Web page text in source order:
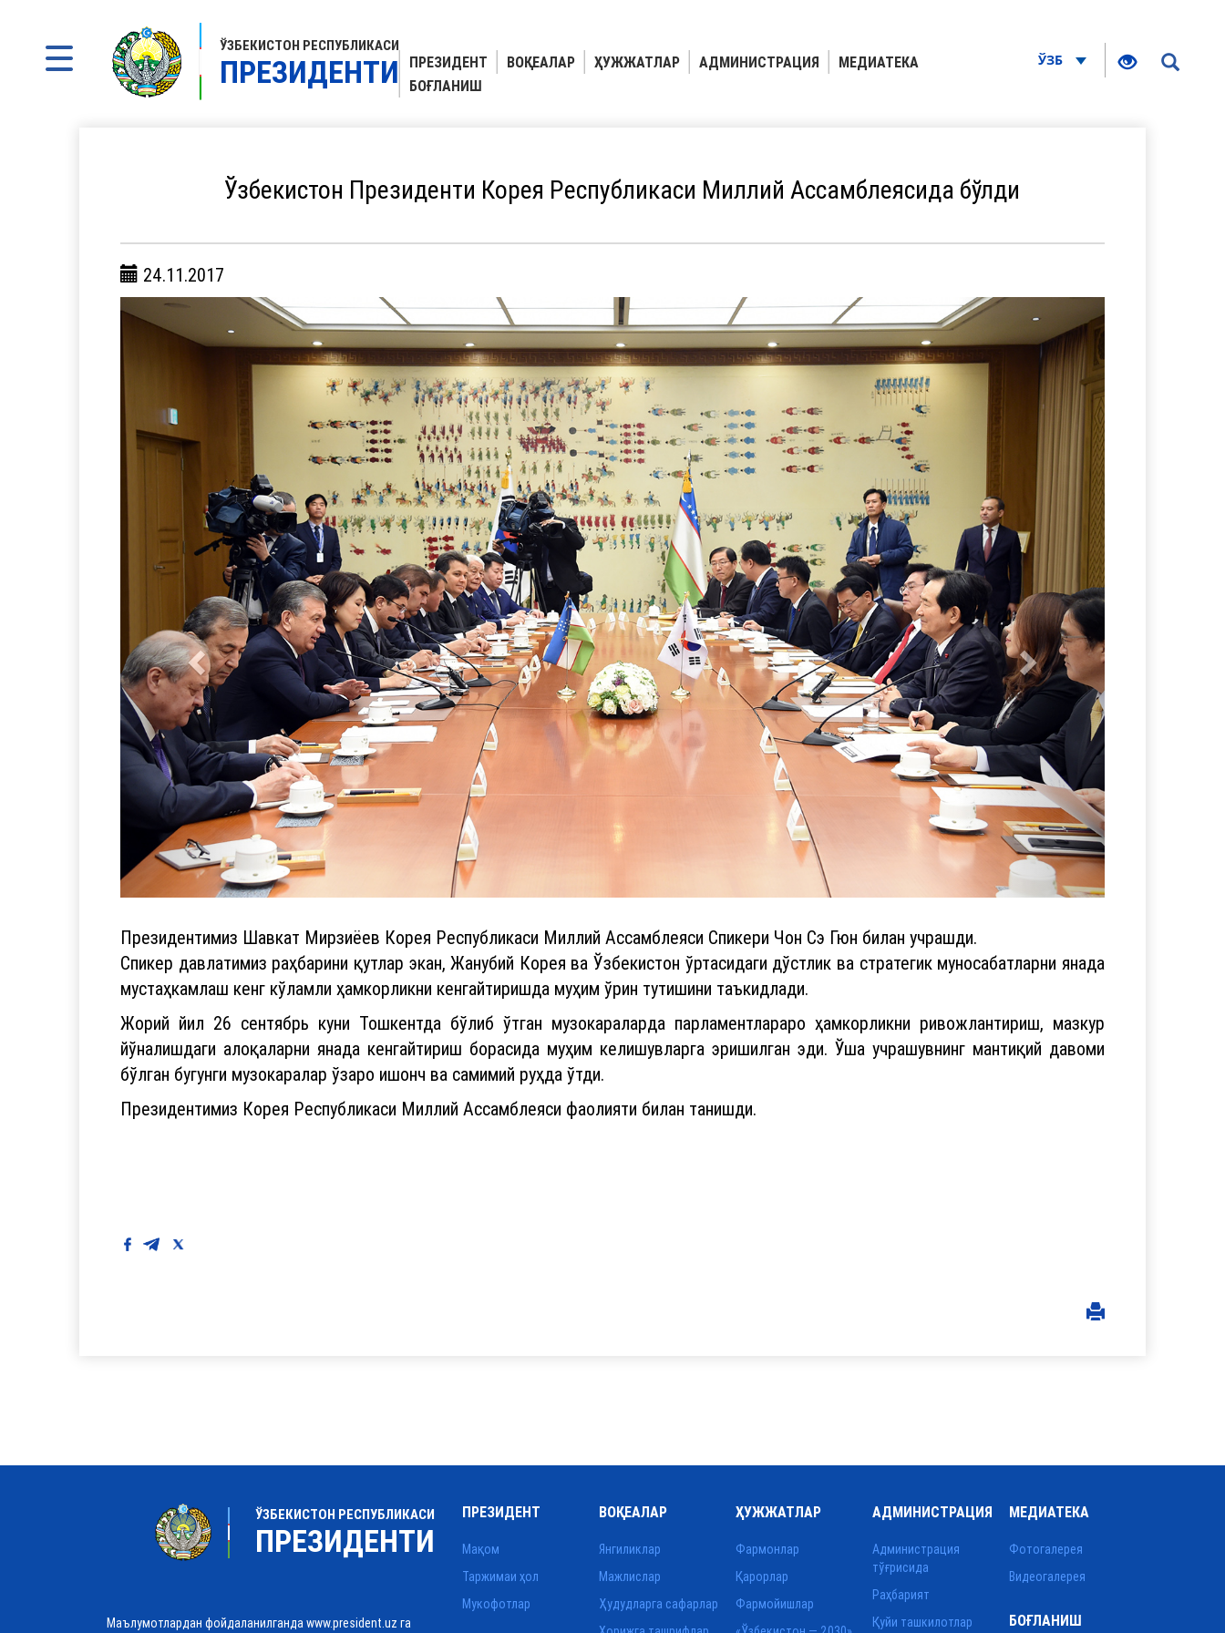
ЎЗБЕКИСТОН РЕСПУБЛИКАСИ
ПРЕЗИДЕНТИ ПРЕЗИДЕНТ ВОҚЕАЛАР ҲУЖЖАТЛАР АДМИНИСТРАЦИЯ
МЕДИАТЕКА
БОҒЛАНИШ
ЎЗБ
Ўзбекистон Президенти Корея Республикаси Миллий Ассамблеясида бўлди
24.11.2017
Президентимиз Шавкат Мирзиёев Корея Республикаси Миллий Ассамблеяси Спикери Чон Сэ Гюн билан учрашди.
Спикер давлатимиз раҳбарини қутлар экан, Жанубий Корея ва Ўзбекистон ўртасидаги дўстлик ва стратегик муносабатларни янада
мустаҳкамлаш кенг кўламли ҳамкорликни кенгайтиришда муҳим ўрин тутишини таъкидлади.
Жорий йил 26 сентябрь куни Тошкентда бўлиб ўтган музокараларда парламентлараро ҳамкорликни ривожлантириш, мазкур
йўналишдаги алоқаларни янада кенгайтириш борасида муҳим келишувларга эришилган эди. Ўша учрашувнинг мантиқий давоми
бўлган бугунги музокаралар ўзаро ишонч ва самимий руҳда ўтди.
Президентимиз Корея Республикаси Миллий Ассамблеяси фаолияти билан танишди.
ЎЗБЕКИСТОН РЕСПУБЛИКАСИ
ПРЕЗИДЕНТИ
Маълумотлардан фойдаланилганда www.president.uz га
ПРЕЗИДЕНТ
Мақом
Таржимаи ҳол
Мукофотлар
ВОҚЕАЛАР
Янгиликлар
Мажлислар
Ҳудудларга сафарлар
ҲУЖЖАТЛАР
Фармонлар
Қарорлар
Фармойишлар
АДМИНИСТРАЦИЯ
Администрация
тўғрисида
Раҳбарият
Қуйи ташкилотлар
МЕДИАТЕКА
Фотогалерея
Видеогалерея
БОҒЛАНИШ